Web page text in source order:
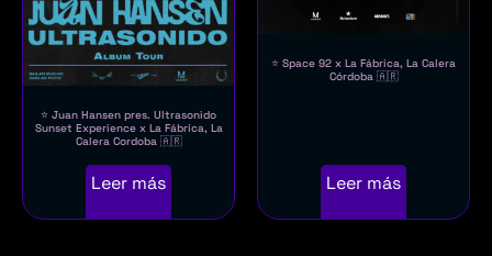
⭐ Juan Hansen pres. Ultrasonido
Sunset Experience x La Fábrica, La
Calera Cordoba 🇦🇷
Leer más
⭐ Space 92 x La Fábrica, La Calera
Córdoba 🇦🇷
Leer más